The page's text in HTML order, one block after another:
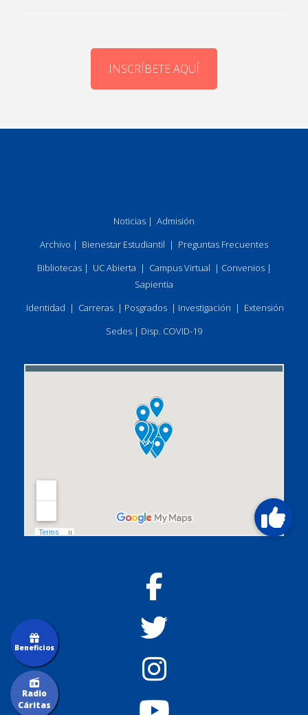
INSCRÍBETE AQUÍ
Noticias | Admisión
Archivo | Bienestar Estudiantil | Preguntas Frecuentes
Bibliotecas| UC Abierta | Campus Virtual | Convenios|
Sapientia
Identidad | Carreras | Posgrados | Investigación | Extensión
Sedes | Disp. COVID-19
Radio
Cáritas
Beneficios